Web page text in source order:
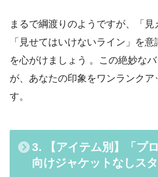
まるで綱渡りのようですが、「見
「見せてはいけないライン」を
を心がけましょう 。この絶妙な
が、あなたの印象をワンランクア
す。
3. 【アイテム別】「プ
向けジャケットなしス